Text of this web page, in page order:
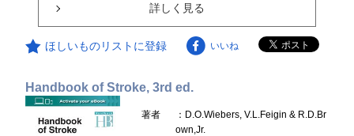
詳しく見る
ほしいものリストに登録 いいね
Handbook of Stroke, 3rd ed.
著者
：D.O.Wiebers, V.L.Feigin & R.D.Br
own,Jr.